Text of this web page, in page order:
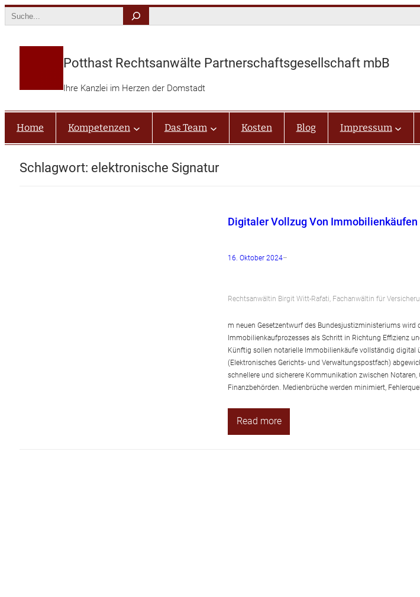
Search
Potthast Rechtsanwälte Partnerschaftsgesellschaft mbB
Ihre Kanzlei im Herzen der Domstadt
Home Kompetenzen Das Team Kosten Blog Impressum
Schlagwort: elektronische Signatur
Digitaler Vollzug Von Immobilienkäufen
16. Oktober 2024–
Rechtsanwältin Birgit Witt-Rafati, Fachanwältin für
m neuen Gesetzentwurf des Bundesjustizministeriums wird
Immobilienkaufprozesses als Schritt in Richtung Effizienz
Künftig sollen notarielle Immobilienkäufe vollständig digital
(Elektronisches Gerichts- und Verwaltungspostfach)
schnellere und sicherere Kommunikation zwischen Notaren,
Finanzbehörden. Medienbrüche werden minimiert,
Read more